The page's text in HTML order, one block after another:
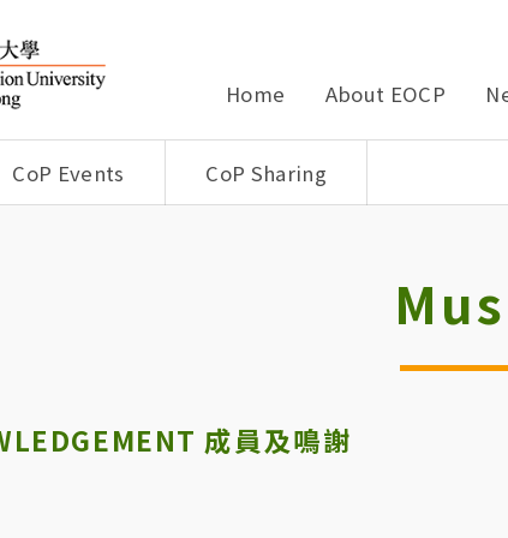
Home
About EOCP
CoP Events CoP Sharing
成員及鳴謝